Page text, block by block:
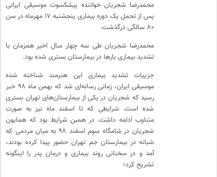
محمدرضا شجریان خواننده پیشکسوت موسیقی ایرانی
پس از تحمل یک دوره بیماری پنجشنبه ۱۷ مهرماه در سن
۸۰ سالگی درگذشت.
محمدرضا شجریان طی سه چهار سال اخیر همزمان با
تشدید بیماری بارها در بیمارستان بستری شده بود.
جزییات تشدید بیماری این هنرمند شناخته شده
موسیقی ایران، زمانی رسانه‌ای شد که بهمن ماه ۹۸ خبر
رسید که شجریان در یکی از بیمارستان‌های تهران بستری
شده است. شرایطی که تا اسفند ماه نیز به صورت
متناوب ادامه داشت. در همین شرایط بود که همایون
شجریان در شامگاه سوم اسفند ۹۸ به میان مردمی که
شبانه در بیمارستان جم تهران حضور پیدا کرده بودند،
آمد و در سخنانی روند بیماری و درمان پدر را اینگونه
تشریح کرد؛